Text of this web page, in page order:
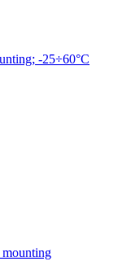
-25÷60°C